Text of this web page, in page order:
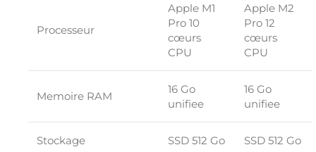
Processeur
Apple M1
Pro 10
cœurs
CPU
Apple M2
Pro 12
cœurs
CPU
Memoire RAM
16 Go
unifiee
16 Go
unifiee
Stockage SSD 512 Go SSD 512 Go